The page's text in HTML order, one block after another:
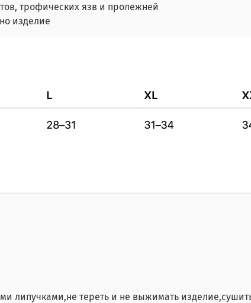
трофических язв и пролежней
изделие
липучками,не тереть и не выжимать